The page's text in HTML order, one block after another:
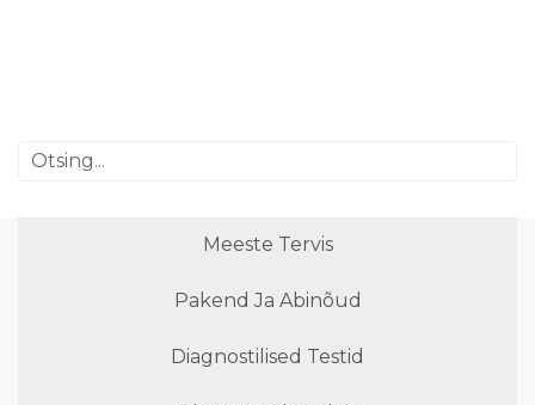
Meeste Tervis
Pakend Ja Abinõud
Diagnostilised Testid